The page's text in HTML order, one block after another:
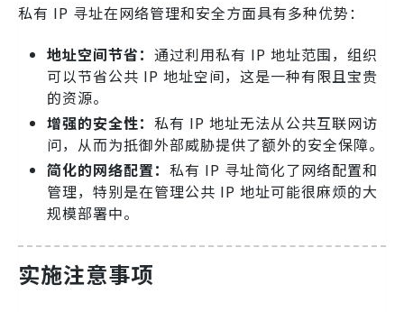
私有 IP 寻址在网络管理和安全方面具有多种优势：
地址空间节省： 通过利用私有 IP 地址范围，组织
可以节省公共 IP 地址空间，这是一种有限且宝贵
的资源。
增强的安全性： 私有 IP 地址无法从公共互联网访
问，从而为抵御外部威胁提供了额外的安全保障。
简化的网络配置： 私有 IP 寻址简化了网络配置和
管理，特别是在管理公共 IP 地址可能很麻烦的大
规模部署中。
实施注意事项